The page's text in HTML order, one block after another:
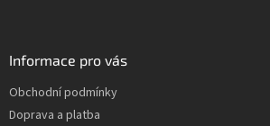
Informace pro vás
Obchodní podmínky
Doprava a platba